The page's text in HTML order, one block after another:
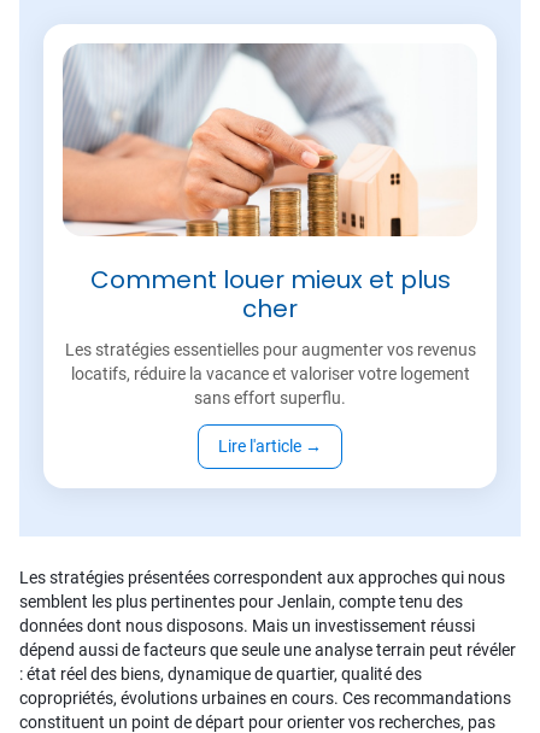
Comment louer mieux et plus
cher
Les stratégies essentielles pour augmenter vos revenus
locatifs, réduire la vacance et valoriser votre logement
sans effort superflu.
Lire l'article →
Les stratégies présentées correspondent aux approches qui nous
semblent les plus pertinentes pour Jenlain, compte tenu des
données dont nous disposons. Mais un investissement réussi
dépend aussi de facteurs que seule une analyse terrain peut révéler
: état réel des biens, dynamique de quartier, qualité des
copropriétés, évolutions urbaines en cours. Ces recommandations
constituent un point de départ pour orienter vos recherches, pas